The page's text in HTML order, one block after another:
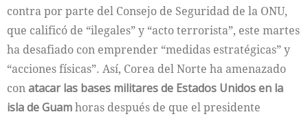
contra por parte del Consejo de Seguridad de la ONU,
que calificó de “ilegales” y “acto terrorista”, este martes
ha desafiado con emprender “medidas estratégicas” y
“acciones físicas”. Así, Corea del Norte ha amenazado
conatacar las bases militares de Estados Unidos en la
isla de Guamhoras después de que el presidente